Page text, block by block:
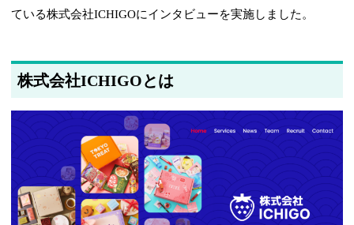
ている株式会社ICHIGOにインタビューを実施しました。
株式会社ICHIGOとは